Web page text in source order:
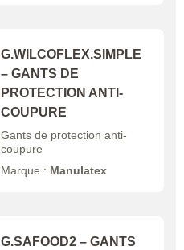
G.WILCOFLEX.SIMPLE
– GANTS DE
PROTECTION ANTI-
COUPURE
Gants de protection anti-
coupure
Marque : Manulatex
G.SAFOOD2 – GANTS